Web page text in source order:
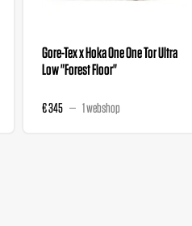
Gore-Tex x Hoka One One Tor Ultra
Low "Forest Floor"
€ 345 1 webshop